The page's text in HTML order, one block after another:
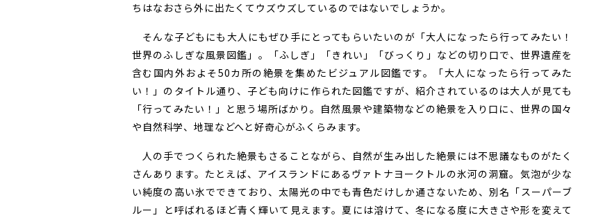
ちはなおさら外に出たくてウズウズしているのではないでしょうか。
そんな子どもにも大人にもぜひ手にとってもらいたいのが「大人になったら行ってみたい！
世界のふしぎな風景図鑑」。「ふしぎ」「きれい」「びっくり」などの切り口で、世界遺産を
含む国内外およそ50カ所の絶景を集めたビジュアル図鑑です。「大人になったら行ってみた
い！」のタイトル通り、子ども向けに作られた図鑑ですが、紹介されているのは大人が見ても
「行ってみたい！」と思う場所ばかり。自然風景や建築物などの絶景を入り口に、世界の国々
や自然科学、地理などへと好奇心がふくらみます。
人の手でつくられた絶景もさることながら、自然が生み出した絶景には不思議なものがたく
さんあります。たとえば、アイスランドにあるヴァトナヨークトルの氷河の洞窟。気泡が少な
い純度の高い氷でできており、太陽光の中でも青色だけしか通さないため、別名「スーパーブ
ルー」と呼ばれるほど青く輝いて見えます。夏には溶けて、冬になる度に大きさや形を変えて